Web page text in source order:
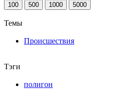
100 500 1000 5000
Темы
Происшествия
Тэги
полигон